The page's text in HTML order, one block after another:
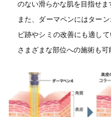
のない滑らかな肌を目指せま
また、ダーマペンにはター
ビ跡やシミの改善にも適し
さまざまな部位への施術も可